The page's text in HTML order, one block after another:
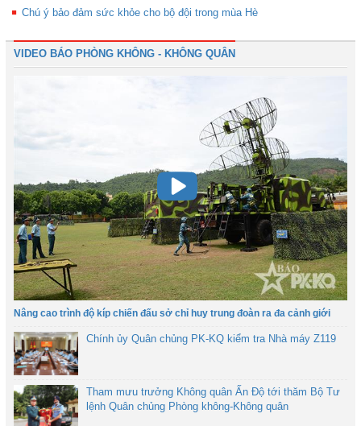
Chú ý bảo đảm sức khỏe cho bộ đội trong mùa Hè
VIDEO BÁO PHÒNG KHÔNG - KHÔNG QUÂN
Nâng cao trình độ kíp chiến đấu sở chỉ huy trung đoàn ra đa cảnh giới
Chính ủy Quân chủng PK-KQ kiểm tra Nhà máy Z119
Tham mưu trưởng Không quân Ấn Độ tới thăm Bộ Tư
lệnh Quân chủng Phòng không-Không quân